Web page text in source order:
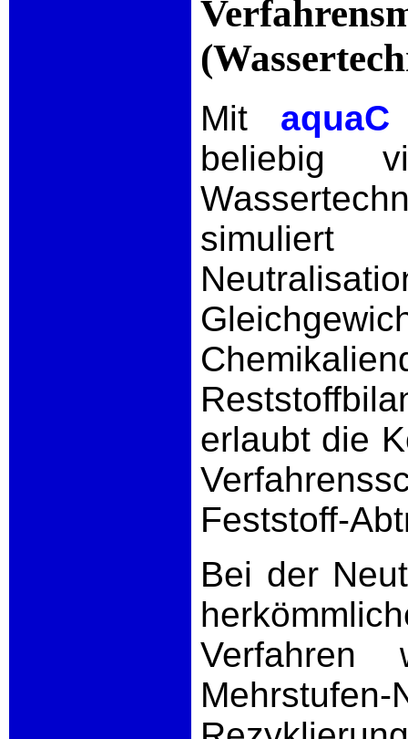
Mit
beliebig
erlaubt die
Feststoff-
Bei der
Verfahren